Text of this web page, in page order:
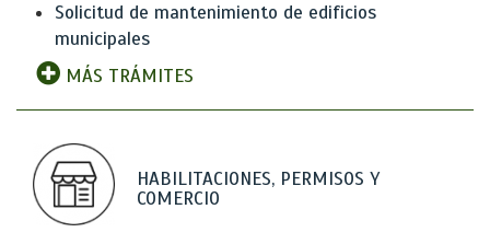
Solicitud de mantenimiento de edificios
municipales
MÁS TRÁMITES
HABILITACIONES, PERMISOS Y
COMERCIO